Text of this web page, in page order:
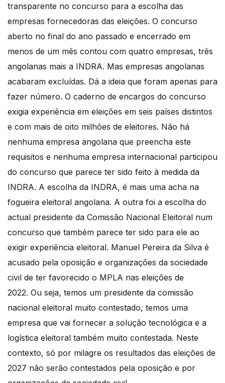
transparente no concurso para a escolha das
empresas fornecedoras das eleições. O concurso
aberto no final do ano passado e encerrado em
menos de um mês contou com quatro empresas, três
angolanas mais a INDRA. Mas empresas angolanas
acabaram excluídas. Dá a ideia que foram apenas para
fazer número. O caderno de encargos do concurso
exigia experiência em eleições em seis países distintos
e com mais de oito milhões de eleitores. Não há
nenhuma empresa angolana que preencha este
requisitos e nenhuma empresa internacional participou
do concurso que parece ter sido feito à medida da
INDRA. A escolha da INDRA, é mais uma acha na
fogueira eleitoral angolana. A outra foi a escolha do
actual presidente da Comissão Nacional Eleitoral num
concurso que também parece ter sido para ele ao
exigir experiência eleitoral. Manuel Pereira da Silva é
acusado pela oposição e organizações da sociedade
civil de ter favorecido o MPLA nas eleições de
2022. Ou seja, temos um presidente da comissão
nacional eleitoral muito contestado, temos uma
empresa que vai fornecer a solução tecnológica e a
logística eleitoral também muito contestada. Neste
contexto, só por milagre os resultados das eleições de
2027 não serão contestados pela oposição e por